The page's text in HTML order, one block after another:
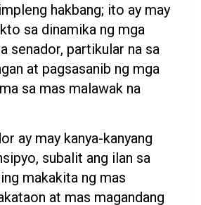
hakbang; ito ay may
sa dinamika ng mga
senador, partikular na sa
at pagsasanib ng mga
sa mas malawak na
ay may kanya-kanyang
subalit ang ilan sa
makakita ng mas
at mas magandang